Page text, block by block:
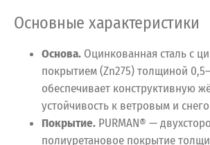
Основные характеристики
Основа. Оцинкованная сталь с
покрытием (Zn275) толщиной
обеспечивает конструктивную
устойчивость к ветровым и
Покрытие. PURMAN® —
полиуретановое покрытие